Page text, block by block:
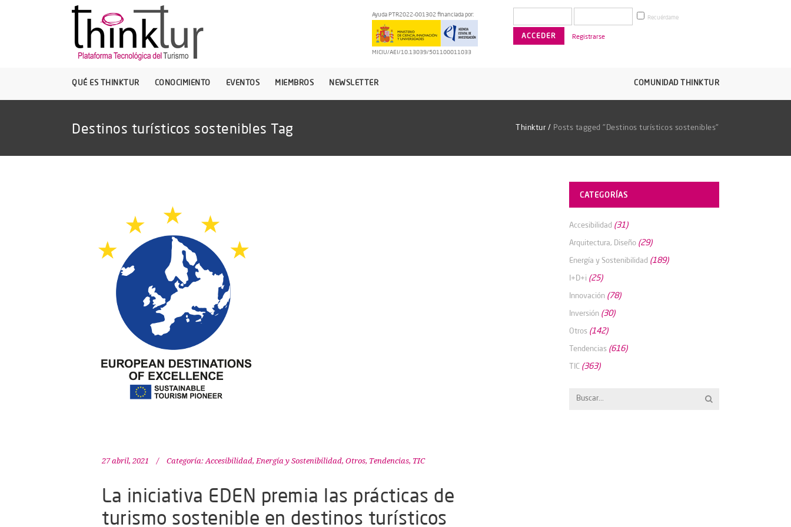
Ayuda PTR2022-001302 financiada por:
MICIU/AEI/10.13039/501100011033
Recuérdame
Registrarse
QUÉ ES THINKTUR CONOCIMIENTO EVENTOS MIEMBROS NEWSLETTER COMUNIDAD THINKTUR
Destinos turísticos sostenibles Tag Thinktur / Posts tagged "Destinos turísticos sostenibles"
27 abril, 2021 Categoría: Accesibilidad,Energía y Sostenibilidad, Otros, Tendencias, TIC
La iniciativa EDEN premia las prácticas de
turismo sostenible en destinos turísticos
CATEGORÍAS
Accesibilidad (31)
Arquitectura, Diseño (29)
Energía y Sostenibilidad (189)
I+D+i (25)
Innovación (78)
Inversión (30)
Otros (142)
Tendencias (616)
TIC (363)